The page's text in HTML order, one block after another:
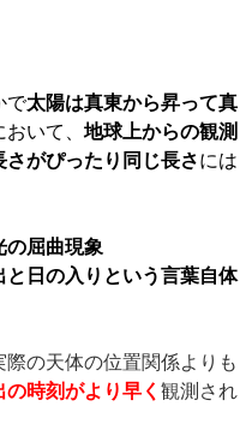
で太陽は真東から昇って真
おいて、地球上からの観測
さがぴったり同じ長さには
の屈曲現象
と日の入りという言葉自体
際の天体の位置関係よりも
の時刻がより早く観測され